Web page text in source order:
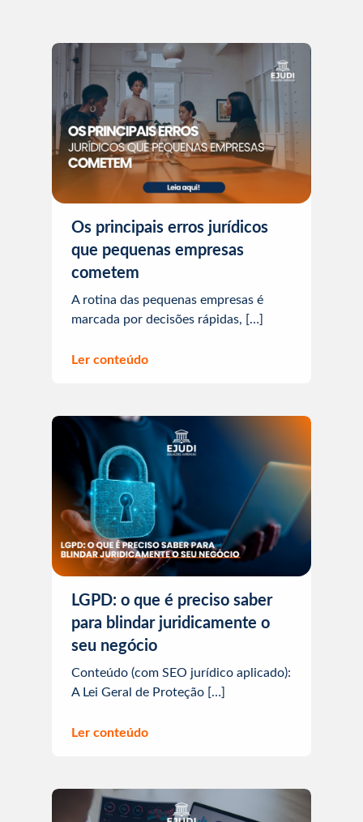
Os principais erros jurídicos
que pequenas empresas
cometem
A rotina das pequenas empresas é
marcada por decisões rápidas, […]
Ler conteúdo
LGPD: o que é preciso saber
para blindar juridicamente o
seu negócio
Conteúdo (com SEO jurídico aplicado):
A Lei Geral de Proteção […]
Ler conteúdo